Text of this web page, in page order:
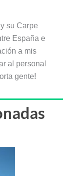
su Carpe
España e
a mis
al personal
gente!